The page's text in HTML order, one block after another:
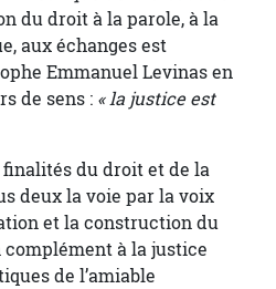
du droit à la parole, à la
aux échanges est
Emmanuel Levinas en
de sens : « la justice est
finalités du droit et de la
deux la voie par la voix
et la construction du
complément à la justice
de l’amiable